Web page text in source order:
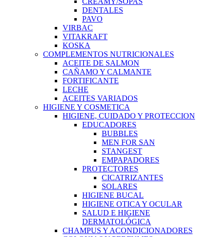
DENTALES
PAVO
VIRBAC
VITAKRAFT
KOSKA
COMPLEMENTOS NUTRICIONALES
ACEITE DE SALMON
CAÑAMO Y CALMANTE
FORTIFICANTE
LECHE
ACEITES VARIADOS
HIGIENE Y COSMETICA
HIGIENE, CUIDADO Y PROTECCION
EDUCADORES
BUBBLES
MEN FOR SAN
STANGEST
EMPAPADORES
PROTECTORES
CICATRIZANTES
SOLARES
HIGIENE BUCAL
HIGIENE OTICA Y OCULAR
SALUD E HIGIENE
DERMATOLÓGICA
CHAMPUS Y ACONDICIONADORES